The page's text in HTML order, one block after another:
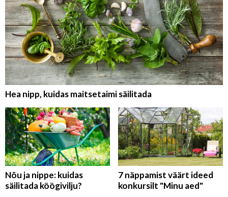
Hea nipp, kuidas maitsetaimi säilitada
Nõu ja nippe: kuidas
säilitada köögivilju?
7 näppamist väärt ideed
konkursilt "Minu aed"